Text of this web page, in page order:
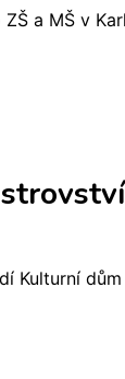
a MŠ v
Kulturní